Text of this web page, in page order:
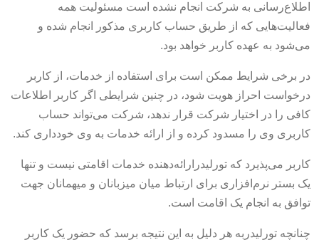
اطلاع‌رسانی به شرکت انجام نشده است مسئولیت همه
فعالیت‌هایی که از طریق حساب کاربری مذکور انجام شده و
می‌شود به عهده کاربر خواهد بود.
در برخی شرایط ممکن است برای استفاده از خدمات، از کاربر
درخواست احراز هویت شود، در چنین شرایطی اگر کاربر اطلاعات
کافی را در اختیار شرکت قرار ندهد، شرکت می‌تواند حساب
کاربری وی را مسدود کرده و از ارائه خدمات به وی خودداری کند.
کاربر می‌پذیرد که تورلیدرارائه‌دهنده خدمات اقامتی نیست و تنها
یک بستر نرم‌افزاری برای ارتباط میان میزبانان و میهمانان جهت
توافق به انجام یک اقامت است.
چنانچه تورلیدربه هر دلیل به این نتیجه برسد که حضور یک کاربر